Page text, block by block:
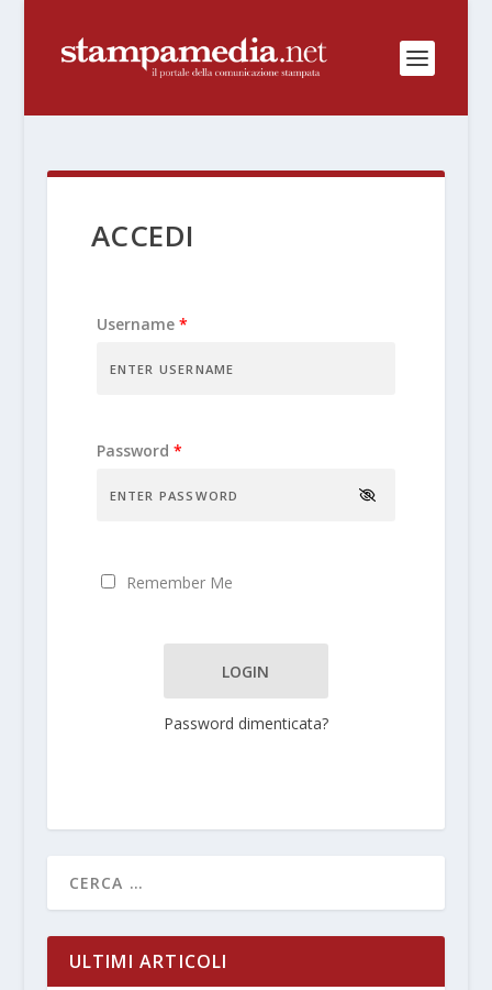
ACCEDI
Username*
Password *
Remember Me
Password dimenticata?
ULTIMI ARTICOLI